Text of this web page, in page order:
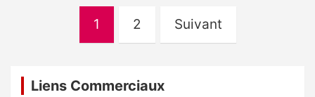
Pagination
1 2 Suivant
Liens Commerciaux